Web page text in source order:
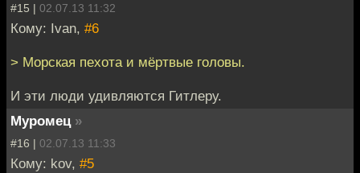
#15 | 02.07.13 11:32
Кому: Ivan, #6
> Морская пехота и мёртвые головы.
И эти люди удивляются Гитлеру.
Муромец »
#16 | 02.07.13 11:33
Кому: kov, #5